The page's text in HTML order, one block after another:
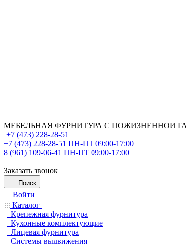
МЕБЕЛЬНАЯ ФУРНИТУРА С ПОЖИЗНЕННОЙ
+7 (473) 228-28-51
+7 (473) 228-28-51 ПН-ПТ 09:00-17:00
8 (961) 109-06-41 ПН-ПТ 09:00-17:00
Заказать звонок
Поиск
Войти
Каталог
Крепежная фурнитура
Кухонные комплектующие
Лицевая фурнитура
Системы выдвижения